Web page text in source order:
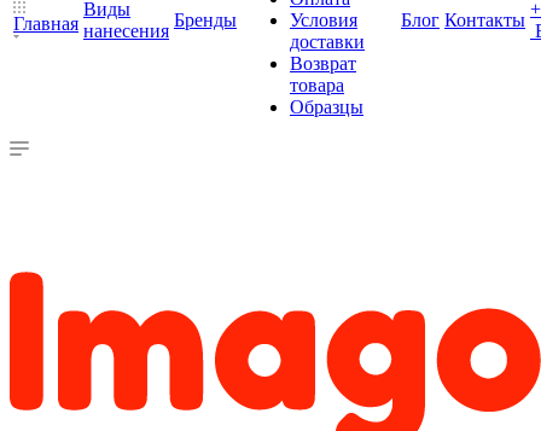
Главная
Виды
нанесения
Бренды
Условия
доставки
Возврат
товара
Образцы
Блог Контакты
+